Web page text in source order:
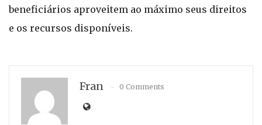
beneficiários aproveitem ao máximo seus direitos
e os recursos disponíveis.
Fran 0 Comments